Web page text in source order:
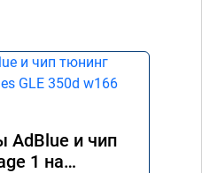
AdBlue и чип
1 на